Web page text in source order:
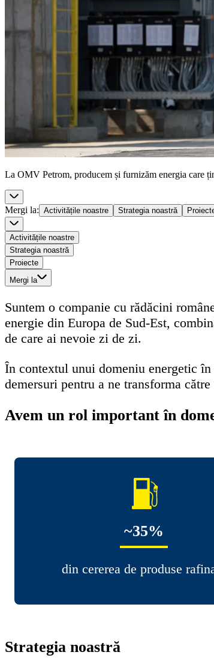
La OMV Petrom, producem și furnizăm energia care
Mergi la: Activitățile noastre Strategia noastră
Activitățile noastre
Strategia noastră
Proiecte
Mergi la
Suntem o companie cu rădăcini
energie din Europa de Sud-Est,
de care ai nevoie zi de zi.
În contextul unui domeniu energetic
demersuri pentru a ne transforma
Avem un rol important în
~35%
din cererea de produse
Strategia noastră